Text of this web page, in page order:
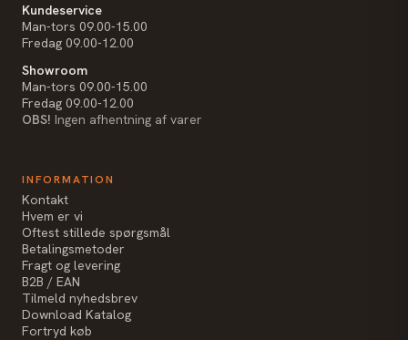
Kundeservice
Man-tors 09.00-15.00
Fredag 09.00-12.00
Showroom
Man-tors 09.00-15.00
Fredag 09.00-12.00
OBS! Ingen afhentning af varer
INFORMATION
Kontakt
Hvem er vi
Oftest stillede spørgsmål
Betalingsmetoder
Fragt og levering
B2B / EAN
Tilmeld nyhedsbrev
Download Katalog
Fortryd køb